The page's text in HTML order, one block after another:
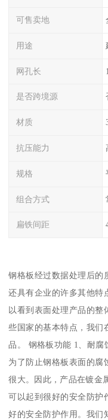
可售卖地
用途
网孔长
是否跨境源
材质
抗压能力
规格
组合方式
扁铁间距
钢格板经过数据处理后的
还具有企业的许多其他特
以看到表面处理产品的整
些国家的基本特点，我们
品。 钢格板功能 1、耐腐
为了防止钢格板表面的腐
很大。因此，产品在镀金
可以起到很好的安全防护
好的安全防护作用。我们